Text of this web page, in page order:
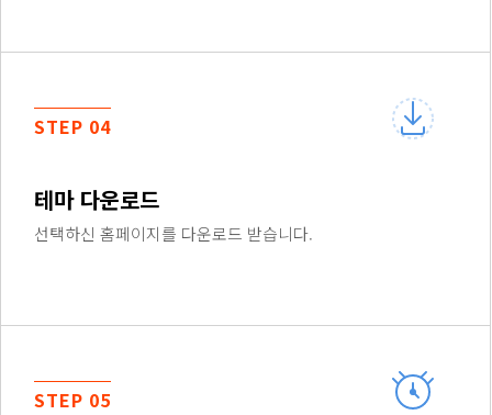
STEP 04
테마 다운로드
선택하신 홈페이지를 다운로드 받습니다.
STEP 05